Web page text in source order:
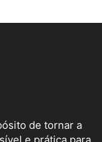
de tornar a